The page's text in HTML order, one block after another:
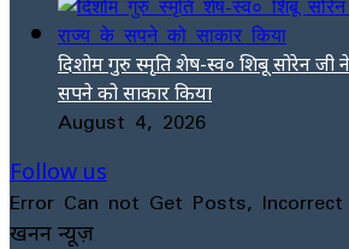
दिशोम गुरु स्मृति शेष-स्व० शिबू सोरेन
सपने को साकार किया
August 4, 2026
Follow us
Error Can not Get Posts,
खनन न्यूज़